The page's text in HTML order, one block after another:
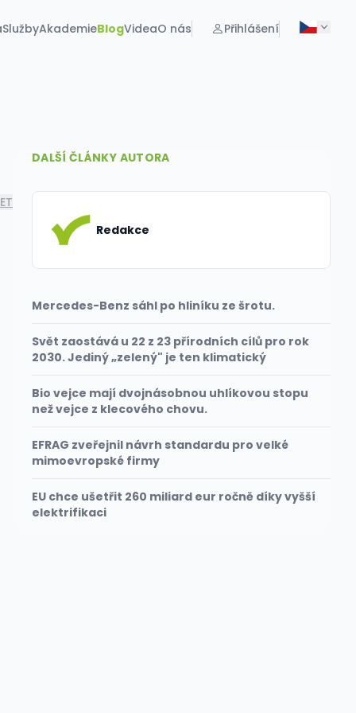
SlužbyAkademieBlogVideaO nás Přihlášení
DALŠÍ ČLÁNKY AUTORA
Redakce
Mercedes-Benz sáhl po hliníku ze šrotu.
Svět zaostává u 22 z 23 přírodních cílů pro rok
2030. Jediný „zelený" je ten klimatický
Bio vejce mají dvojnásobnou uhlíkovou stopu
než vejce z klecového chovu.
EFRAG zveřejnil návrh standardu pro velké
mimoevropské firmy
EU chce ušetřit 260 miliard eur ročně díky vyšší
elektrifikaci